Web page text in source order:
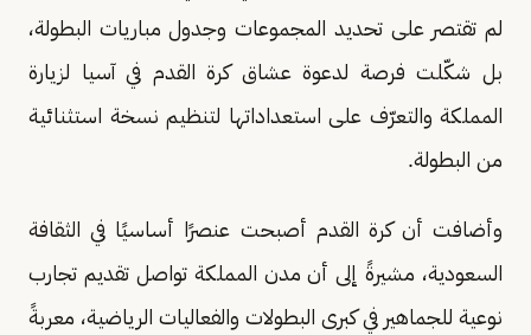
لم تقتصر على تحديد المجموعات وجدول مباريات البطولة،
بل شكّلت فرصة لدعوة عشاق كرة القدم في آسيا لزيارة
المملكة والتعرّف على استعداداتها لتنظيم نسخة استثنائية
من البطولة.
وأضافت أن كرة القدم أصبحت عنصرًا أساسيًا في الثقافة
السعودية، مشيرةً إلى أن مدن المملكة تواصل تقديم تجارب
نوعية للجماهير في كبرى البطولات والفعاليات الرياضية، معربةً